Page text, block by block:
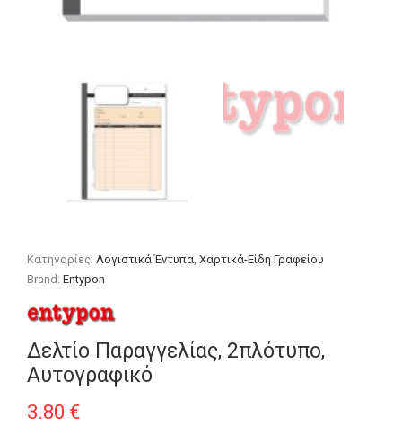
Κατηγορίες:Λογιστικά Έντυπα ,Χαρτικά-Είδη Γραφείου
Brand:Entypon
Δελτίο Παραγγελίας, 2πλότυπο,
Αυτογραφικό
3.80 €